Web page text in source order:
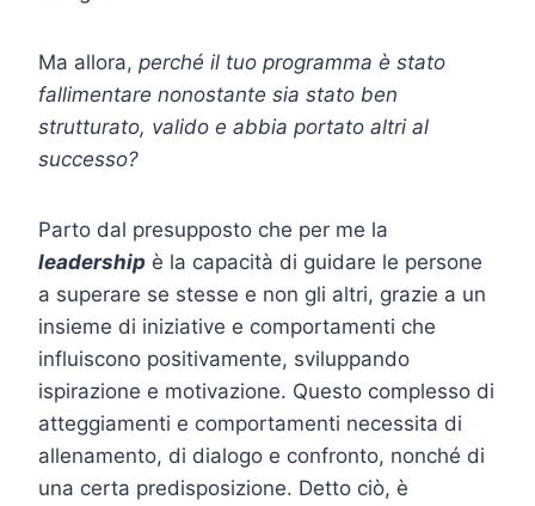
Ma allora, perché il tuo programma è stato
fallimentare nonostante sia stato ben
strutturato, valido e abbia portato altri al
successo?
Parto dal presupposto che per me la
leadership è la capacità di guidare le persone
a superare se stesse e non gli altri, grazie a un
insieme di iniziative e comportamenti che
influiscono positivamente, sviluppando
ispirazione e motivazione. Questo complesso di
atteggiamenti e comportamenti necessita di
allenamento, di dialogo e confronto, nonché di
una certa predisposizione. Detto ciò, è